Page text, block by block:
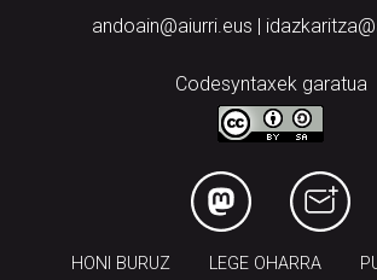
andoain@aiurri.eus |
Codesyntaxek garatua
HONI BURUZ LEGE OHARRA